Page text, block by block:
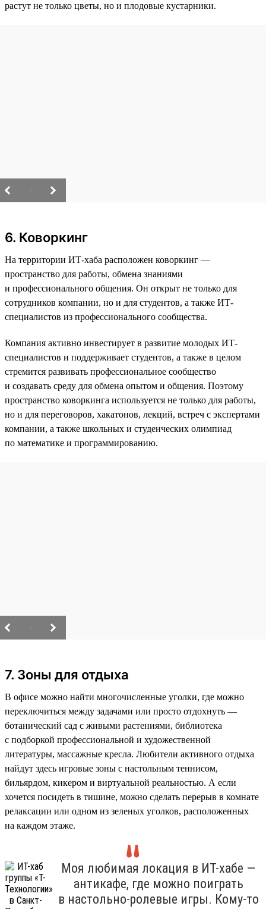
растут не только цветы, но и плодовые кустарники.
6. Коворкинг
На территории ИТ-хаба расположен коворкинг —
пространство для работы, обмена знаниями
и профессионального общения. Он открыт не только для
сотрудников компании, но и для студентов, а также ИТ-
специалистов из профессионального сообщества.
Компания активно инвестирует в развитие молодых ИТ-
специалистов и поддерживает студентов, а также в целом
стремится развивать профессиональное сообщество
и создавать среду для обмена опытом и общения. Поэтому
пространство коворкинга используется не только для работы,
но и для переговоров, хакатонов, лекций, встреч с экспертами
компании, а также школьных и студенческих олимпиад
по математике и программированию.
7. Зоны для отдыха
В офисе можно найти многочисленные уголки, где можно
переключиться между задачами или просто отдохнуть —
ботанический сад с живыми растениями, библиотека
с подборкой профессиональной и художественной
литературы, массажные кресла. Любители активного отдыха
найдут здесь игровые зоны с настольным теннисом,
бильярдом, кикером и виртуальной реальностью. А если
хочется посидеть в тишине, можно сделать перерыв в комнате
релаксации или одном из зеленых уголков, расположенных
на каждом этаже.
Моя любимая локация в ИТ-хабе —
антикафе, где можно поиграть
в настольно-ролевые игры. Кому-то